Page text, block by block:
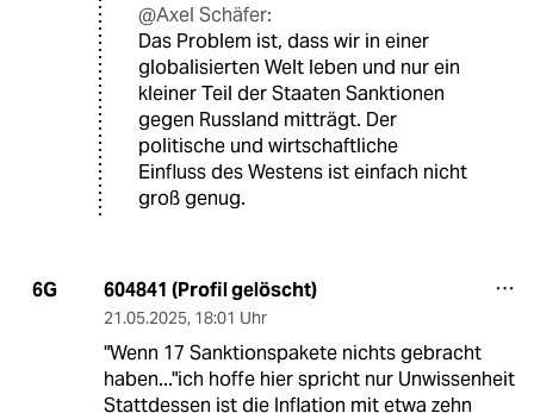
@Axel Schäfer:
Das Problem ist, dass wir in einer
globalisierten Welt leben und nur ein
kleiner Teil der Staaten Sanktionen
gegen Russland mitträgt. Der
politische und wirtschaftliche
Einfluss des Westens ist einfach nicht
groß genug.
6G 604841 (Profil gelöscht)
21.05.2025, 18:01 Uhr
"Wenn 17 Sanktionspakete nichts gebracht
haben..."ich hoffe hier spricht nur Unwissenheit
Stattdessen ist die Inflation mit etwa zehn